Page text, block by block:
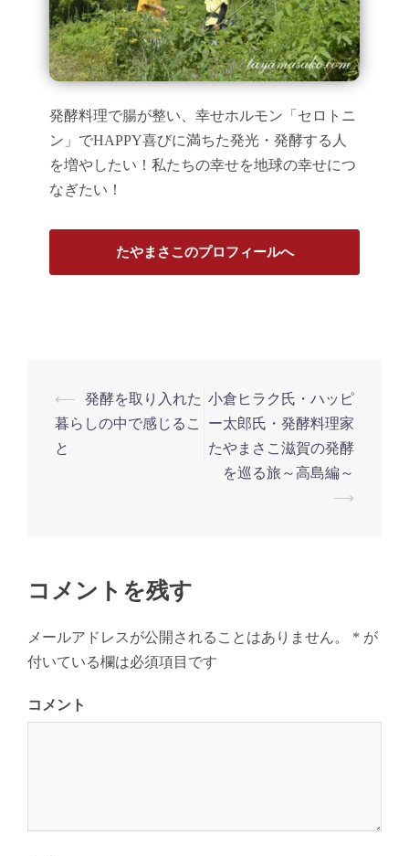
発酵料理で腸が整い、幸せホルモン「セロトニ
ン」でHAPPY喜びに満ちた発光・発酵する人
を増やしたい！私たちの幸せを地球の幸せにつ
なぎたい！
たやまさこのプロフィールへ
投
稿
ナ
ョ
⟵
発酵を取り入れた
暮らしの中で感じるこ
と
小倉ヒラク氏・ハッピ
ー太郎氏・発酵料理家
たやまさこ滋賀の発酵
を巡る旅～高島編～
⟶
コメントを残す
メールアドレスが公開されることはありません。 * が
付いている欄は必須項目です
コメント